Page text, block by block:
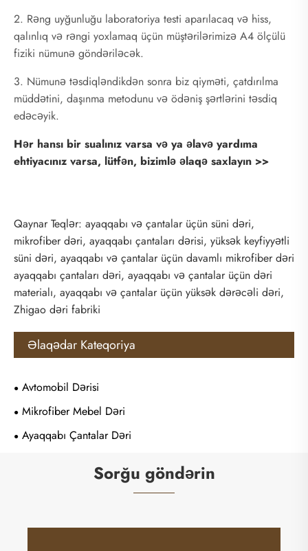
2. Rəng uyğunluğu laboratoriya testi aparılacaq və hiss,
qalınlıq və rəngi yoxlamaq üçün müştərilərimizə A4 ölçülü
fiziki nümunə göndəriləcək.
3. Nümunə təsdiqləndikdən sonra biz qiyməti, çatdırılma
müddətini, daşınma metodunu və ödəniş şərtlərini təsdiq
edəcəyik.
Hər hansı bir sualınız varsa və ya əlavə yardıma
ehtiyacınız varsa, lütfən, bizimlə əlaqə saxlayın >>
Qaynar Teqlər: ayaqqabı və çantalar üçün süni dəri,
mikrofiber dəri, ayaqqabı çantaları dərisi, yüksək keyfiyyətli
süni dəri, ayaqqabı və çantalar üçün davamlı mikrofiber dəri
ayaqqabı çantaları dəri, ayaqqabı və çantalar üçün dəri
materialı, ayaqqabı və çantalar üçün yüksək dərəcəli dəri,
Zhigao dəri fabriki
Əlaqədar Kateqoriya
Avtomobil Dərisi
Mikrofiber Mebel Dəri
Ayaqqabı Çantalar Dəri
Sorğu göndərin